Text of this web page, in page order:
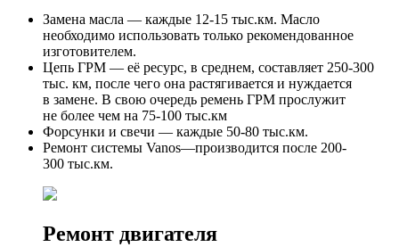
Замена масла — каждые 12-15 тыс.км. Масло
необходимо использовать только рекомендованное
изготовителем.
Цепь ГРМ — её ресурс, в среднем, составляет 250-300
тыс. км, после чего она растягивается и нуждается
в замене. В свою очередь ремень ГРМ прослужит
не более чем на 75-100 тыс.км
Форсунки и свечи — каждые 50-80 тыс.км.
Ремонт системы Vanos—производится после 200-
300 тыс.км.
Ремонт двигателя